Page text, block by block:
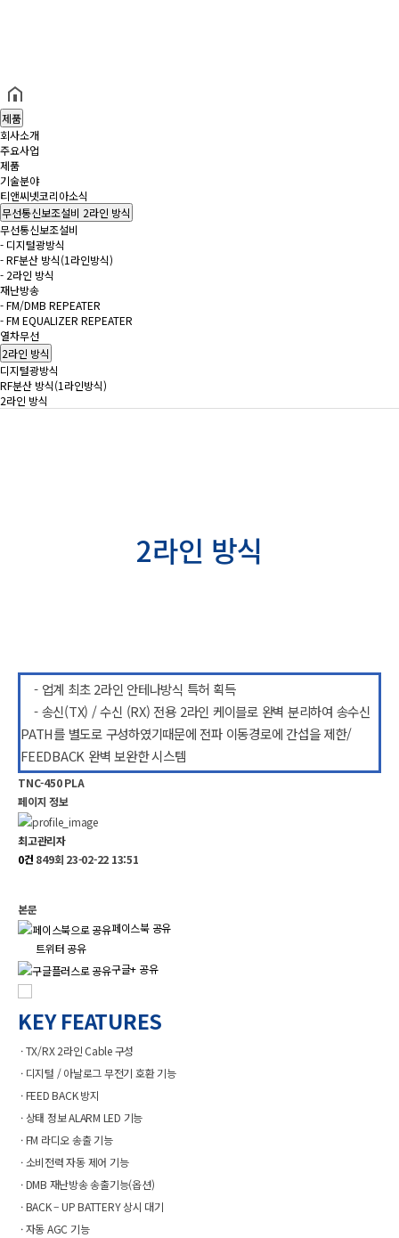
헤더설정
제품
회사소개
주요사업
제품
기술분야
티앤씨넷코리아소식
무선통신보조설비 2라인 방식
무선통신보조설비
- 디지털광방식
- RF분산 방식(1라인방식)
- 2라인 방식
재난방송
- FM/DMB REPEATER
- FM EQUALIZER REPEATER
열차무선
2라인 방식
디지털광방식
RF분산 방식(1라인방식)
2라인 방식
2라인 방식
- 업계 최초 2라인 안테나방식 특허 획득
- 송신(TX) / 수신 (RX) 전용 2라인 케이블로 완벽 분리하여 송수신
PATH를 별도로 구성하였기때문에 전파 이동경로에 간섭을 제한/
FEEDBACK 완벽 보완한 시스템
TNC-450 PLA
페이지 정보
최고관리자
0건 849회 23-02-22 13:51
본문
페이스북 공유
트위터 공유
구글+ 공유
KEY FEATURES
· TX/RX 2라인 Cable 구성
· 디지털 / 아날로그 무전기 호환 기능
· FEED BACK 방지
· 상태 정보 ALARM LED 기능
· FM 라디오 송출 기능
· 소비전력 자동 제어 기능
· DMB 재난방송 송출기능(옵션)
· BACK – UP BATTERY 상시 대기
· 자동 AGC 기능